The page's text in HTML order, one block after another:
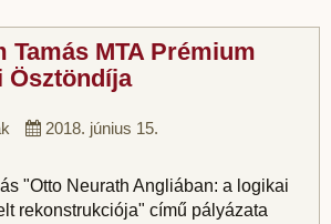
Tamás MTA Prémium
Ösztöndíja
2018. június 15.
"Otto Neurath Angliában: a logikai
rekonstrukciója" című pályázata